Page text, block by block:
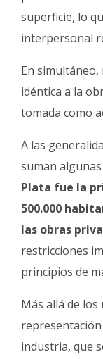
superficie, lo
interpersonal
En simultáneo,
idéntica a la
tomada como
A las
suman
Plata fue la
500.000
las obras
restricciones
principios de
Más allá de los
industria, que